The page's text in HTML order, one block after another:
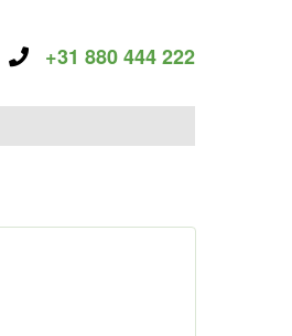
+31 880 444 222